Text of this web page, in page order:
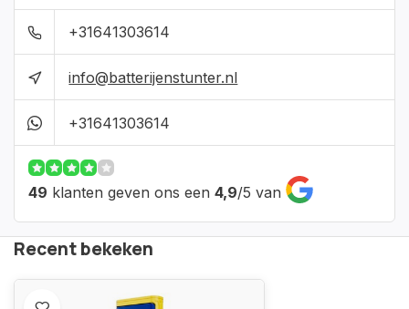
+31641303614
info@batterijenstunter.nl
+31641303614
49 klanten geven ons een 4,9/5 van
Recent bekeken